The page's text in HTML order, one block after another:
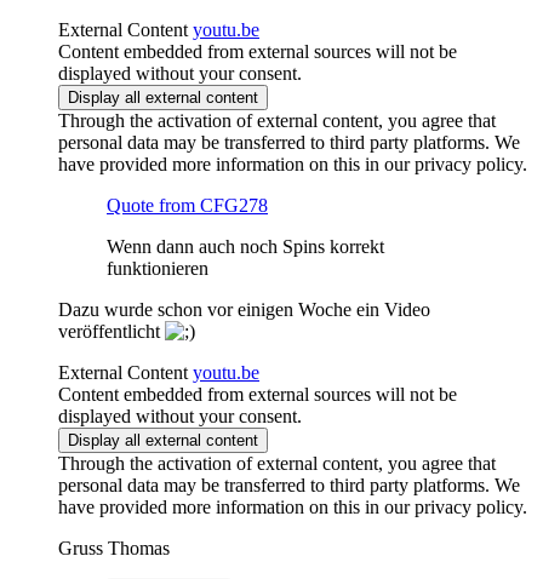
External Content youtu.be
Content embedded from external sources will not be
displayed without your consent.
Display all external content
Through the activation of external content, you agree that
personal data may be transferred to third party platforms. We
have provided more information on this in our privacy policy.
Quote from CFG278
Wenn dann auch noch Spins korrekt
funktionieren
Dazu wurde schon vor einigen Woche ein Video
veröffentlicht
External Content youtu.be
Content embedded from external sources will not be
displayed without your consent.
Display all external content
Through the activation of external content, you agree that
personal data may be transferred to third party platforms. We
have provided more information on this in our privacy policy.
Gruss Thomas